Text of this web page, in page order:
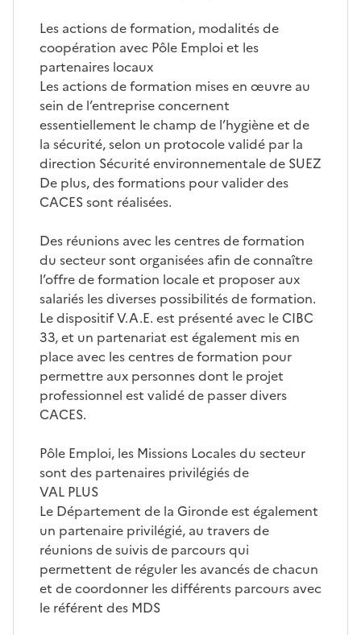
Les actions de formation, modalités de
coopération avec Pôle Emploi et les
partenaires locaux
Les actions de formation mises en œuvre au
sein de l’entreprise concernent
essentiellement le champ de l’hygiène et de
la sécurité, selon un protocole validé par la
direction Sécurité environnementale de SUEZ
De plus, des formations pour valider des
CACES sont réalisées.
Des réunions avec les centres de formation
du secteur sont organisées afin de connaître
l’offre de formation locale et proposer aux
salariés les diverses possibilités de formation.
Le dispositif V.A.E. est présenté avec le CIBC
33, et un partenariat est également mis en
place avec les centres de formation pour
permettre aux personnes dont le projet
professionnel est validé de passer divers
CACES.
Pôle Emploi, les Missions Locales du secteur
sont des partenaires privilégiés de
VAL PLUS
Le Département de la Gironde est également
un partenaire privilégié, au travers de
réunions de suivis de parcours qui
permettent de réguler les avancés de chacun
et de coordonner les différents parcours avec
le référent des MDS